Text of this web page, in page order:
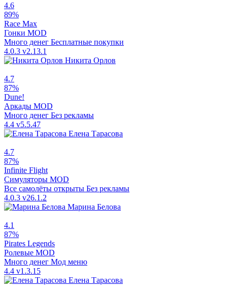
4.6
89%
Race Max
Гонки MOD
Много денег Бесплатные покупки
4.0.3 v2.13.1
Никита Орлов
4.7
87%
Dune!
Аркады MOD
Много денег Без рекламы
4.4 v5.5.47
Елена Тарасова
4.7
87%
Infinite Flight
Симуляторы MOD
Все самолёты открыты Без рекламы
4.0.3 v26.1.2
Марина Белова
4.1
87%
Pirates Legends
Ролевые MOD
Много денег Мод меню
4.4 v1.3.15
Елена Тарасова